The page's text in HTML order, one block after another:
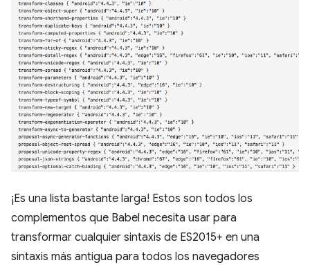
¡Es una lista bastante larga! Estos son todos los
complementos que Babel necesita usar para
transformar cualquier sintaxis de ES2015+ en una
sintaxis más antigua para todos los navegadores